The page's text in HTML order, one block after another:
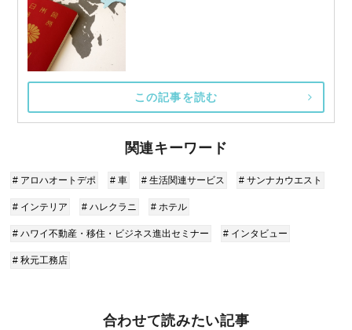
この記事を読む
関連キーワード
# アロハオートデポ # 車 # 生活関連サービス # サンナカウエスト
# インテリア # ハレクラニ # ホテル
# ハワイ不動産・移住・ビジネス進出セミナー # インタビュー
# 秋元工務店
合わせて読みたい記事